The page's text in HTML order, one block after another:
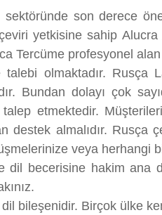
sektöründe son derece
yetkisine sahip
Tercüme profesyonel
olmaktadır. Rusça
Bundan dolayı çok
etmektedir.
destek almalıdır.
veya herhangi
dil becerisine hakim
bileşenidir. Birçok ülke